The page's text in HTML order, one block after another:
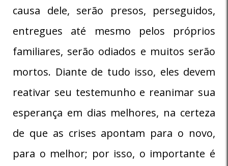
causa dele, serão presos, perseguidos,
entregues até mesmo pelos próprios
familiares, serão odiados e muitos serão
mortos. Diante de tudo isso, eles devem
reativar seu testemunho e reanimar sua
esperança em dias melhores, na certeza
de que as crises apontam para o novo,
para o melhor; por isso, o importante é